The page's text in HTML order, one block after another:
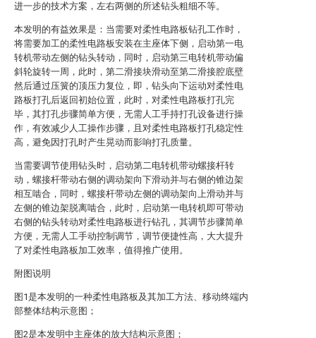
进一步的技术方案，左右两侧的所述钻头粗细不等。
本发明的有益效果是：当需要对柔性电路板钻孔工作时，
将需要加工的柔性电路板安装在主座体下侧，启动第一电
转机带动左侧的钻头转动，同时，启动第三电转机带动偏
斜轮旋转一周，此时，第二滑接块滑动至第二滑接腔底壁
然后通过压簧的顶压力复位，即，钻头向下运动对柔性电
路板打孔后返回初始位置，此时，对柔性电路板打孔完
毕，其打孔步骤简单方便，无需人工手持打孔设备进行操
作，有效减少人工操作步骤，且对柔性电路板打孔稳定性
高，避免因打孔时产生晃动而影响打孔质量。
当需要调节使用钻头时，启动第二电转机带动螺接杆转
动，螺接杆带动右侧的调动架向下滑动并与右侧的锥边架
相互啮合，同时，螺接杆带动左侧的调动架向上滑动并与
左侧的锥边架脱离啮合，此时，启动第一电转机即可带动
右侧的钻头转动对柔性电路板进行钻孔，其调节步骤简单
方便，无需人工手动控制调节，调节便捷性高，大大提升
了对柔性电路板加工效率，值得推广使用。
附图说明
图1是本发明的一种柔性电路板及其加工方法、移动终端内
部整体结构示意图；
图2是本发明中主座体的放大结构示意图；